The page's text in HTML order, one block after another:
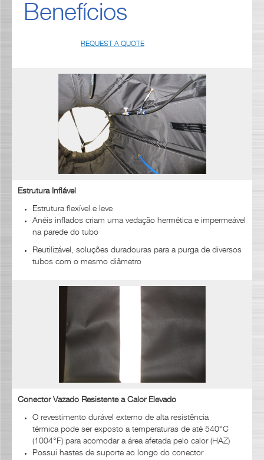
Benefícios
REQUEST A QUOTE
Estrutura Inflável
Estrutura flexível e leve
Anéis inflados criam uma vedação hermética e impermeável
na parede do tubo
Reutilizável, soluções duradouras para a purga de diversos
tubos com o mesmo diâmetro
Conector Vazado Resistente a Calor Elevado
O revestimento durável externo de alta resistência
térmica pode ser exposto a temperaturas de até 540°C
(1004°F) para acomodar a área afetada pelo calor (HAZ)
Possui hastes de suporte ao longo do conector